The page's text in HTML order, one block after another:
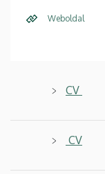
Weboldal
CV
CV